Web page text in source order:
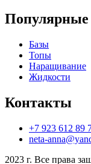
Популярные
Базы
Топы
Наращивание
Жидкости
Контакты
+7 923 612 89
neta-
2023 г. Все права